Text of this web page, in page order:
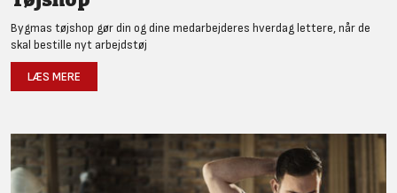
Bygmas tøjshop gør din og dine medarbejderes hverdag lettere, når de
skal bestille nyt arbejdstøj
LÆS MERE